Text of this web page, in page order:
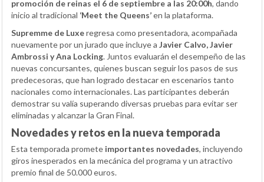
promoción de reinas el 6 de septiembre a las 20:00h, dando
inicio al tradicional ‘Meet the Queens’en la plataforma.
Supremme de Luxeregresa como presentadora, acompañada
nuevamente por un jurado que incluye a Javier Calvo, Javier
Ambrossi y Ana Locking. Juntos evaluarán el desempeño de las
nuevas concursantes, quienes buscan seguir los pasos de sus
predecesoras, que han logrado destacar en escenarios tanto
nacionales como internacionales. Las participantes deberán
demostrar su valía superando diversas pruebas para evitar ser
eliminadas y alcanzar la Gran Final.
Novedades y retos en la nueva temporada
Esta temporada promete importantes novedades, incluyendo
giros inesperados en la mecánica del programa y un atractivo
premio final de 50.000 euros.